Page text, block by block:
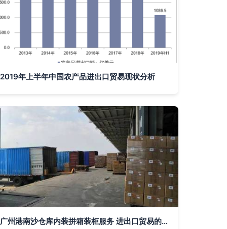
2019年上半年中国农产品进出口贸易现状分析
广州港南沙仓库内装拼箱装柜服务 进出口贸易的物流枢纽